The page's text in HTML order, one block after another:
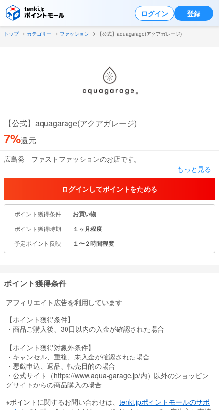
ログイン 登録
トップ カテゴリー ファッション 【公式】aquagarage(アクアガレージ)
【公式】aquagarage(アクアガレージ)
7%還元
広島発 ファストファッションのお店です。
様々なファッションショーや、雑誌、ドラマ、
映画への衣装提供などのメディアでの露出も増えてきている注目の
プチプラブランド！
プチプラの商品が多いですが セール期間中はさらにお得にお買い
ものいただけます！
もっと見る
ログインしてポイントをためる
ポイント獲得条件 お買い物
ポイント獲得時期 １ヶ月程度
予定ポイント反映 １〜２時間程度
ポイント獲得条件
アフィリエイト広告を利用しています
【ポイント獲得条件】
・商品ご購入後、30日以内の入金が確認された場合
【ポイント獲得対象外条件】
・キャンセル、重複、未入金が確認された場合
・悪戯申込、返品、転売目的の場合
・公式サイト（https://www.aqua-garage.jp/内）以外のショッピン
グサイトからの商品購入の場合
※ポイントに関するお問い合わせは、 tenki.jpポイントモールのサポ